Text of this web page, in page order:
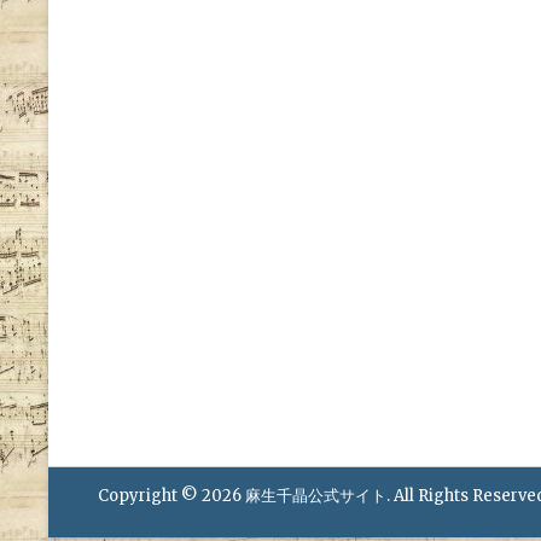
Copyright © 2026 麻生千晶公式サイト . All Rights